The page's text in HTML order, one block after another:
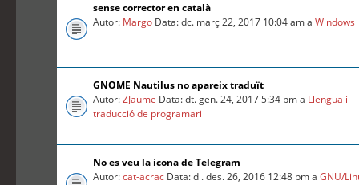
sense corrector en català
Autor: Margo Data: dc. març 22, 2017 10:04 am aWindows
GNOME Nautilus no apareix traduït
Autor:ZJaume Data: dt. gen. 24, 2017 5:34 pm a Llengua i
traducció de programari
No es veu la icona de Telegram
Autor:cat-acrac Data: dl. des. 26, 2016 12:48 pm aGNU/